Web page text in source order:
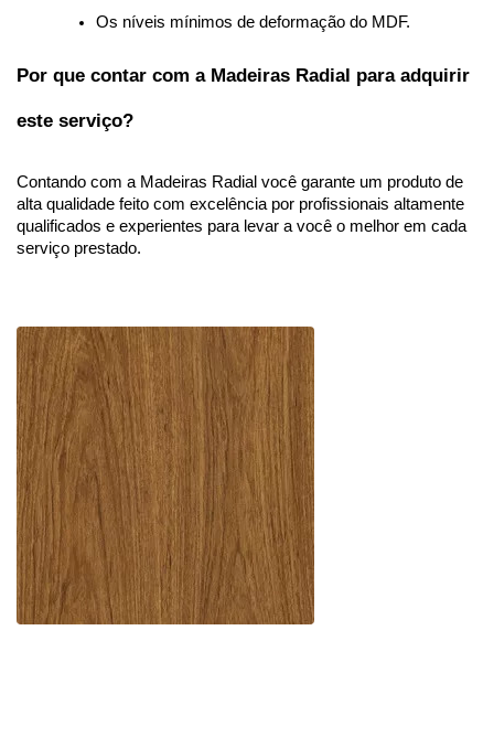
Os níveis mínimos de deformação do MDF.
Por que contar com a Madeiras Radial para adquirir
este serviço?
Contando com a Madeiras Radial você garante um produto de
alta qualidade feito com excelência por profissionais altamente
qualificados e experientes para levar a você o melhor em cada
serviço prestado.